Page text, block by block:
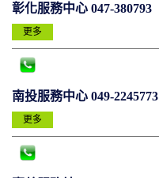
彰化服務中心 047-380793
更多
南投服務中心 049-2245773
更多